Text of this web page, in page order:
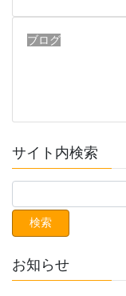
ブログ
サイト内検索
お知らせ